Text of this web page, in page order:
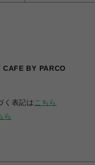
CAFE BY PARCO
く表記は こちら
ら